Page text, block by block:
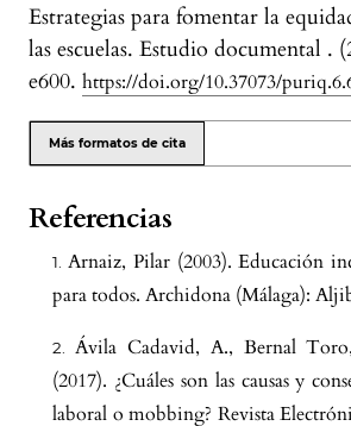
Estrategias para fomentar la
las escuelas. Estudio documental .
e600. https://doi.org/10.37073/
Más formatos de cita
Referencias
Arnaiz, Pilar (2003). Educación
para todos. Archidona (Málaga):
Ávila Cadavid, A., Bernal
(2017). ¿Cuáles son las causas y
laboral o mobbing? Revista